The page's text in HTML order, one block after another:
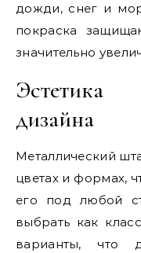
дожди, снег и
покраска
значительно
Эстетика
дизайна
Металлический
цветах и формах,
его под любой
выбрать как
варианты, что